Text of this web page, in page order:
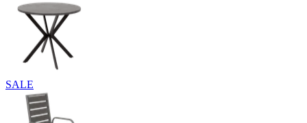
SALE